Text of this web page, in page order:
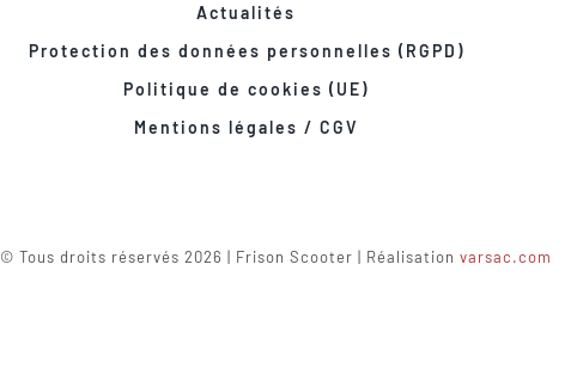
Actualités
Protection des données personnelles (RGPD)
Politique de cookies (UE)
Mentions légales / CGV
© Tous droits réservés 2026 | Frison Scooter | Réalisation varsac.com